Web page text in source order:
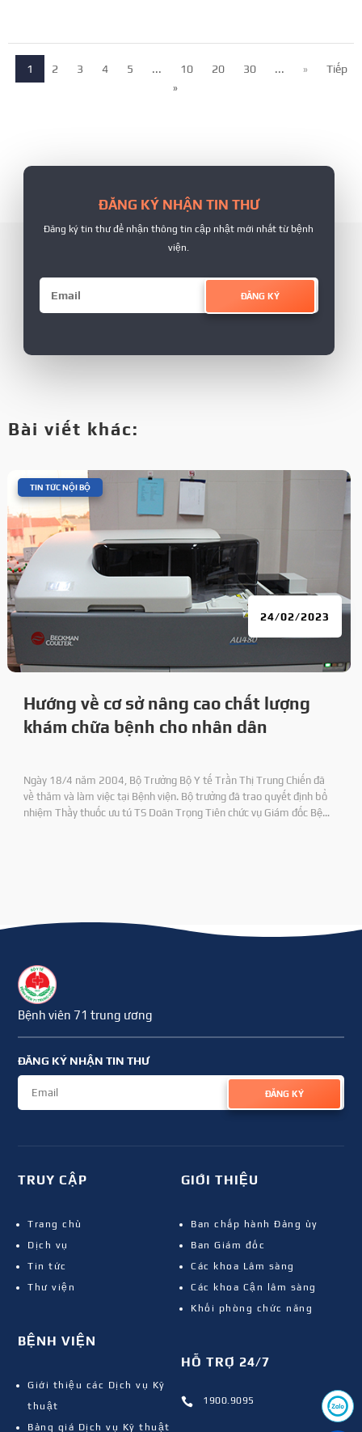
1 2 3 4 5 ... 10 20 30 ... »
Tiếp
»
ĐĂNG KÝ NHẬN TIN THƯ
Đăng ký tin thư để nhận thông tin cập nhật mới nhất từ bệnh
viện.
ĐĂNG KÝ
Bài viết khác:
Hướng về cơ sở nâng cao chất lượng
khám chữa bệnh cho nhân dân
24/02/2023
TIN TỨC NỘI BỘ
Ngày 18/4 năm 2004, Bộ Trưởng Bộ Y tế Trần Thị Trung Chiến đã
về thăm và làm việc tại Bệnh viện. Bộ trưởng đã trao quyết định bổ
nhiệm Thầy thuốc ưu tú TS Doãn Trọng Tiên chức vụ Giám đốc Bệnh
Bệnh viên 71 trung ương
ĐĂNG KÝ NHẬN TIN THƯ
ĐĂNG KÝ
TRUY CẬP
Trang chủ
Dịch vụ
Tin tức
Thư viện
BỆNH VIỆN
Giới thiệu các Dịch vụ Kỹ
thuật
Bảng giá Dịch vụ Kỹ thuật
GIỚI THIỆU
Ban chấp hành Đảng ủy
Ban Giám đốc
Các khoa Lâm sàng
Các khoa Cận lâm sàng
Khối phòng chức năng
HỖ TRỢ 24/7
 1900.9095